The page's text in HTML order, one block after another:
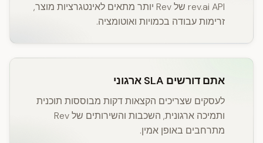
rev.ai API של Rev יותר מתאים לאינטגרציות מוצר,
זרימות עבודה בכמויות ואוטומציה.
אתם דורשים SLA ארגוני
לעסקים שצריכים הקצאות דקות מבוססות תוכנית
ותמיכה ארגונית, השכבות והשירותים של Rev
מתרחבים באופן אמין.